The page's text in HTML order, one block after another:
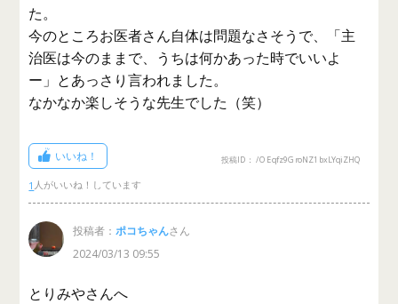
た。
今のところお医者さん自体は問題なさそうで、「主
治医は今のままで、うちは何かあった時でいいよ
ー」とあっさり言われました。
なかなか楽しそうな先生でした（笑）
いいね！
1
投稿ID： /OEqfz9GroNZ1bxLYqiZHQ
投稿者：ポコちゃんさん
2024/03/13 09:55
とりみやさんへ